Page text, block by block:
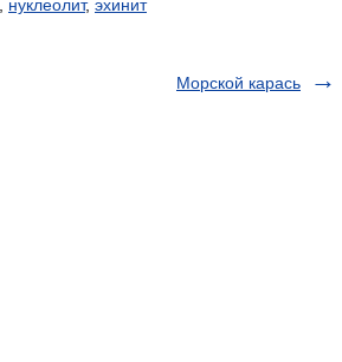
нуклеолит, эхинит
Морской карась